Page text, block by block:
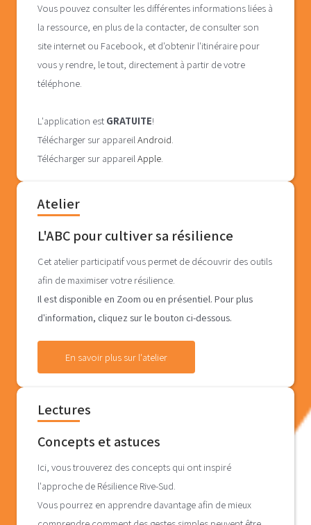
Vous pouvez consulter les différentes informations liées à
la ressource, en plus de la contacter, de consulter son
site internet ou Facebook, et d'obtenir l'itinéraire pour
vous y rendre, le tout, directement à partir de votre
téléphone.
L'application est GRATUITE!
Télécharger sur appareil Android
Télécharger sur appareil Apple.
Atelier
L'ABC pour cultiver sa résilience
Cet atelier participatif vous permet de découvrir des outils
afin de maximiser votre résilience.
Il est disponible en Zoom ou en présentiel. Pour plus
d'information, cliquez sur le bouton ci-dessous.
En savoir plus sur l'atelier
Lectures
Concepts et astuces
Ici, vous trouverez des concepts qui ont inspiré
l'approche de Résilience Rive-Sud.
Vous pourrez en apprendre davantage afin de mieux